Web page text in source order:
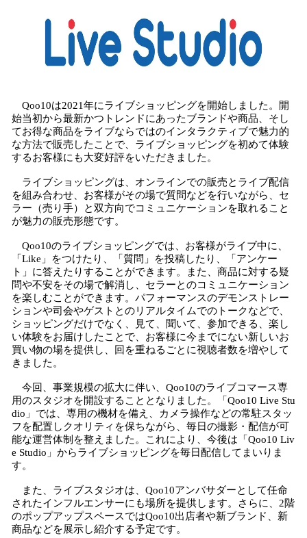
Qoo10は2021年にライブショッピングを開始しました。開
始当初から最新かつトレンドにあったブランドや商品、そし
てお得な商品をライブならではのインタラクティブで魅力的
な方法で販売したことで、ライブショッピングを初めて体験
するお客様にも大変好評をいただきました。
ライブショッピングは、オンラインでの販売とライブ配信
を組み合わせ、お客様がその場で質問などを行いながら、セ
ラー（売り手）と双方向でコミュニケーションを取れること
が魅力の販売形態です。
Qoo10のライブショッピングでは、お客様がライブ中に、
「Like」をつけたり、「質問」を投稿したり、「アンケー
ト」に答えたりすることができます。また、商品に対する疑
問や不安をその場で解消し、セラーとのコミュニケーション
を楽しむことができます。パフォーマンスのデモンストレー
ションや司会やゲストとのリアルタイムでのトークなどで、
ショッピングだけでなく、見て、聞いて、参加できる、楽し
い体験をお届けしたことで、お客様に今までにない新しいお
買い物の場を提供し、回を重ねるごとに視聴者数を増やして
きました。
今回、事業規模の拡大に伴い、Qoo10のライブコマース専
用のスタジオを開設することとなりました。「Qoo10 Live Stu
dio」では、専用の機材を備え、カメラ操作などの常駐スタッ
フを配置しクオリティを保ちながら、毎日の撮影・配信が可
能な運営体制を整えました。これにより、今後は「Qoo10 Liv
e Studio」からライブショッピングを毎日配信してまいりま
す。
また、ライブスタジオは、Qoo10アンバサダーとして任命
されたインフルエンサーにも場所を提供します。さらに、2階
のポップアップスペースではQoo10出店者や新ブランド、新
商品などを展示し紹介する予定です。